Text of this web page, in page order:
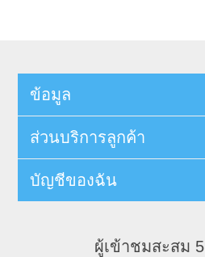
ข้อมูล
ส่วนบริการลูกค้า
บัญชีของฉัน
ผู้เข้าชมสะสม